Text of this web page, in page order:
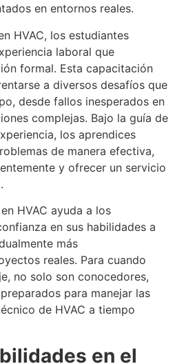
en entornos reales.
HVAC, los estudiantes
laboral que
formal. Esta capacitación
a diversos desafíos que
desde fallos inesperados en
complejas. Bajo la guía de
los aprendices
de manera efectiva,
y ofrecer un servicio
HVAC ayuda a los
en sus habilidades a
más
reales. Para cuando
no solo son conocedores,
para manejar las
de HVAC a tiempo
en el